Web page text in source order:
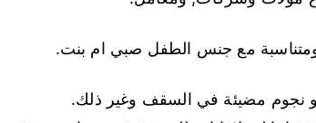
ومتناسبة مع جنس الطفل صبي ام بنت.
نجوم مضيئة في السقف وغير ذلك.